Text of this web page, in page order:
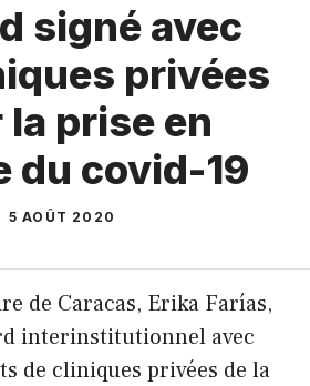
signé avec
privées
la prise en
du covid-19
5 AOÛT 2020
de Caracas, Erika Farías,
interinstitutionnel avec
de cliniques privées de la